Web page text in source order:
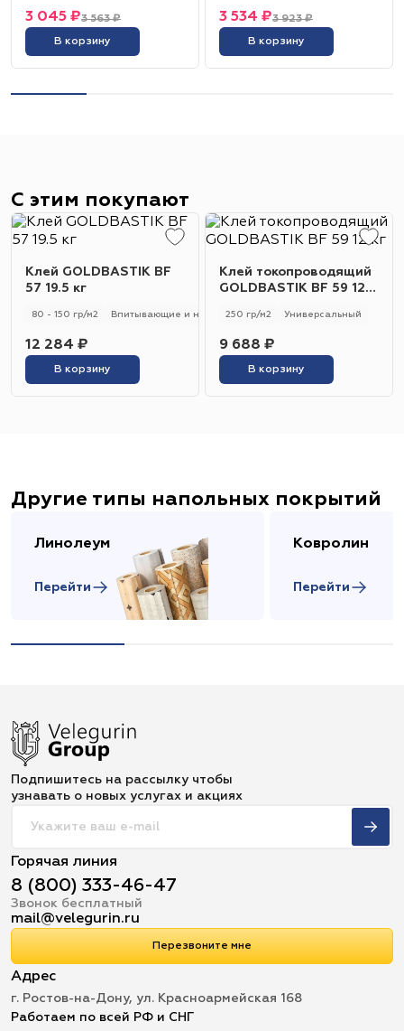
3 563 ₽
3 045 ₽
В корзину
3 923 ₽
3 534 ₽
В корзину
С этим покупают
Клей GOLDBASTIK BF
57 19.5 кг
80 - 150 гр/м2 Впитывающие и не впитывающие Универсальный
12 284 ₽
В корзину
Клей токопроводящий
GOLDBASTIK BF 59 12
250 гр/м2 Универсальный
9 688 ₽
В корзину
Другие типы напольных покрытий
Линолеум
Перейти
Ковролин
Перейти
Подпишитесь на рассылку чтобы
узнавать о новых услугах и акциях
Горячая линия
8 (800) 333-46-47
Звонок бесплатный
mail@velegurin.ru
Перезвоните мне
Адрес
г. Ростов-на-Дону, ул. Красноармейская 168
Работаем по всей РФ и СНГ